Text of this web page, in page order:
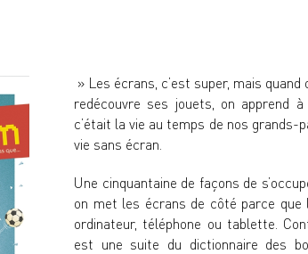
» Les écrans, c’est super, mais
redécouvre ses jouets, on apprend
c’était la vie au temps de nos grands-
vie sans écran.
Une cinquantaine de façons de
on met les écrans de côté parce
ordinateur, téléphone ou tablette.
est une suite du dictionnaire des